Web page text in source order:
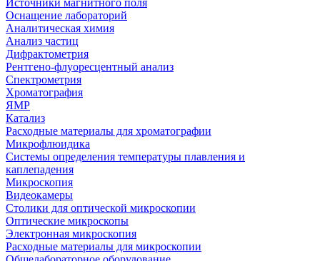
Источники магнитного поля
Оснащение лабораторий
Аналитическая химия
Анализ частиц
Дифрактометрия
Рентгено-флуоресцентный анализ
Спектрометрия
Хроматография
ЯМР
Катализ
Расходные материалы для хроматографии
Микрофлюидика
Системы определения температуры плавления и
каплепадения
Микроскопия
Видеокамеры
Столики для оптической микроскопии
Оптические микроскопы
Электронная микроскопия
Расходные материалы для микроскопии